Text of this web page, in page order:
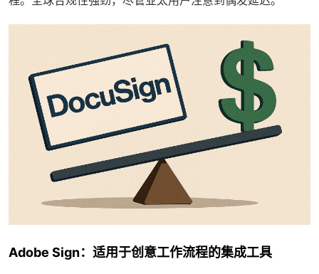
Adobe Sign：适用于创意工作流程的集成工具